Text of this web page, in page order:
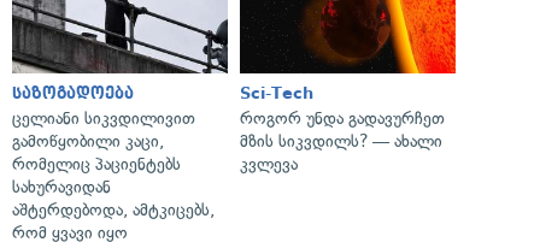
საზოგადოება
ცელიანი სიკვდილივით
გამოწყობილი კაცი,
რომელიც პაციენტებს
სახურავიდან
აშტერდებოდა, ამტკიცებს,
რომ ყვავი იყო
Sci-Tech
როგორ უნდა გადავურჩეთ
მზის სიკვდილს? — ახალი
კვლევა